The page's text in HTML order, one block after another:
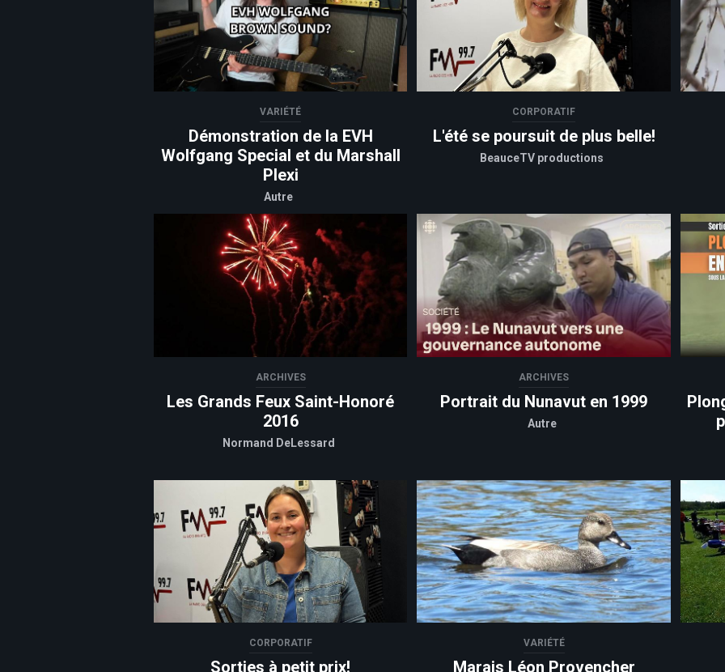
VARIÉTÉ
Démonstration de la EVH
Wolfgang Special et du Marshall
Plexi
Autre
CORPORATIF
L'été se poursuit de plus belle!
BeauceTV productions
ARCHIVES
Les Grands Feux Saint-Honoré
2016
Normand DeLessard
ARCHIVES
Portrait du Nunavut en 1999
Autre
CORPORATIF
Sorties à petit prix!
VARIÉTÉ
Marais Léon Provencher